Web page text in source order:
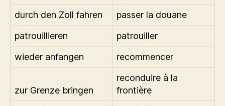
durch den Zoll fahren
passer la douane
patrouillieren
patrouiller
wieder anfangen
recommencer
zur Grenze bringen
reconduire à la
frontière